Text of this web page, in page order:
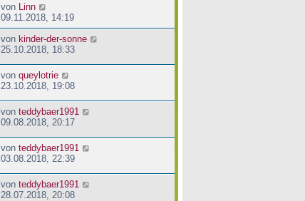
von
Linn
09.11.2018, 14:19
von kinder-der-sonne
25.10.2018, 18:33
von queylotrie
23.10.2018, 19:08
von teddybaer1991
09.08.2018, 20:17
von teddybaer1991
03.08.2018, 22:39
von teddybaer1991
28.07.2018, 20:08